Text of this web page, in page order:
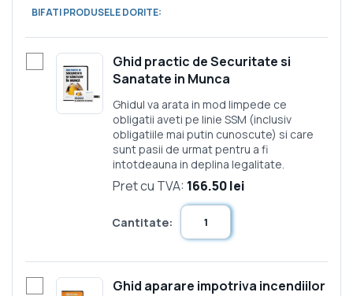
BIFATI PRODUSELE DORITE:
Ghid practic de Securitate si
Sanatate in Munca
Ghidul va arata in mod limpede ce
obligatii aveti pe linie SSM (inclusiv
obligatiile mai putin cunoscute) si care
sunt pasii de urmat pentru a fi
intotdeauna in deplina legalitate.
Pret cu TVA: 166.50 lei
Cantitate:
Ghid aparare impotriva incendiilor